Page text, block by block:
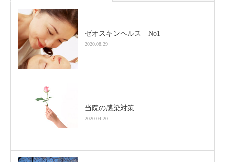
ゼオスキンヘルス No1
2020.08.29
当院の感染対策
2020.04.20